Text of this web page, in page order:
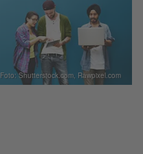
Foto: Shutterstock.com, Rawpixel.com